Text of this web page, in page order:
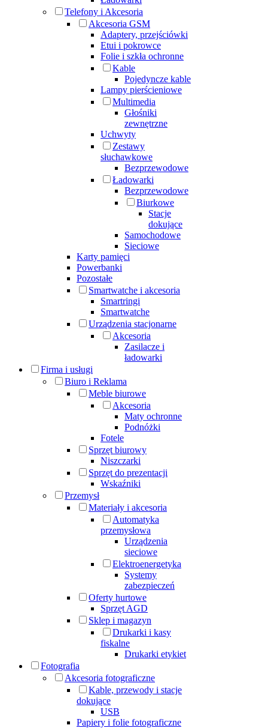
Telefony i Akcesoria
Akcesoria GSM
Adaptery, przejściówki
Etui i pokrowce
Folie i szkła ochronne
Kable
Pojedyncze kable
Lampy pierścieniowe
Multimedia
Głośniki
zewnętrzne
Uchwyty
Zestawy
słuchawkowe
Bezprzewodowe
Ładowarki
Bezprzewodowe
Biurkowe
Stacje
dokujące
Samochodowe
Sieciowe
Karty pamięci
Powerbanki
Pozostałe
Smartwatche i akcesoria
Smartringi
Smartwatche
Urządzenia stacjonarne
Akcesoria
Zasilacze i
ładowarki
Firma i usługi
Biuro i Reklama
Meble biurowe
Akcesoria
Maty ochronne
Podnóżki
Fotele
Sprzęt biurowy
Niszczarki
Sprzęt do prezentacji
Wskaźniki
Przemysł
Materiały i akcesoria
Automatyka
przemysłowa
Urządzenia
sieciowe
Elektroenergetyka
Systemy
zabezpieczeń
Oferty hurtowe
Sprzęt AGD
Sklep i magazyn
Drukarki i kasy
fiskalne
Drukarki etykiet
Fotografia
Akcesoria fotograficzne
Kable, przewody i stacje
dokujące
USB
Papiery i folie fotograficzne